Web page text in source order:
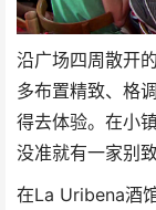
沿广场四周散开
多布置精致、格
得去体验。在小
没准就有一家别
在La Uribena酒